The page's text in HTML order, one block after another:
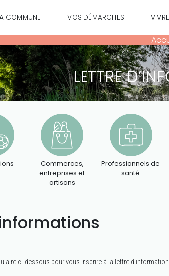
COMMUNE VOS DÉMARCHES
LETTRE
Commerces,
entreprises et
artisans
Professionnels de
santé
ci-dessous pour vous inscrire à la lettre